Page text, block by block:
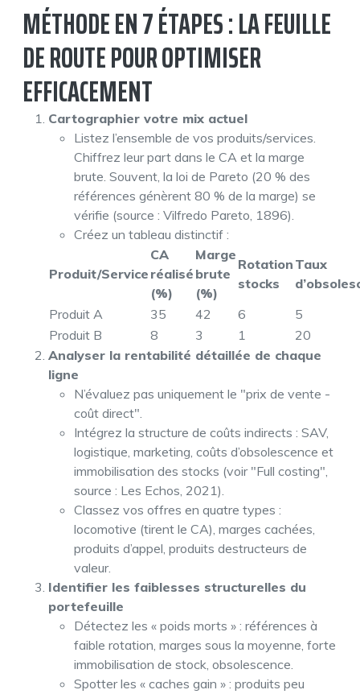
MÉTHODE EN 7 ÉTAPES : LA FEUILLE
DE ROUTE POUR OPTIMISER
EFFICACEMENT
Cartographier votre mix actuel
Listez l’ensemble de vos produits/services.
Chiffrez leur part dans le CA et la marge
brute. Souvent, la loi de Pareto (20 % des
références génèrent 80 % de la marge) se
vérifie (source : Vilfredo Pareto, 1896).
Créez un tableau distinctif :
Produit/Service
CA
réalisé
(%)
Marge
brute
(%)
Rotation
stocks
Taux
Produit A
35 42 6
5
Produit B
8 3 1
20
Analyser la rentabilité détaillée de chaque
ligne
N’évaluez pas uniquement le "prix de vente -
coût direct".
Intégrez la structure de coûts indirects : SAV,
logistique, marketing, coûts d’obsolescence et
immobilisation des stocks (voir "Full costing",
source : Les Echos, 2021).
Classez vos offres en quatre types :
locomotive (tirent le CA), marges cachées,
produits d’appel, produits destructeurs de
valeur.
Identifier les faiblesses structurelles du
portefeuille
Détectez les « poids morts » : références à
faible rotation, marges sous la moyenne, forte
immobilisation de stock, obsolescence.
Spotter les « caches gain » : produits peu